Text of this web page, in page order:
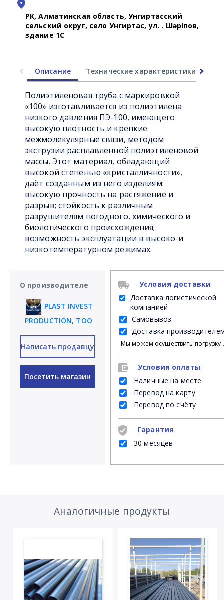
РК, Алматинская область, Унгиртасский
сельский округ, село Унгиртас, ул. Қ. Шәріпов,
здание 1С
Описание Технические характеристики
Полиэтиленовая труба с маркировкой
«100» изготавливается из полиэтилена
низкого давления ПЭ-100, имеющего
высокую плотность и крепкие
межмолекулярные связи, методом
экструзии расплавленной полиэтиленовой
массы. Этот материал, обладающий
высокой степенью «кристалличности»,
даёт созданным из него изделиям:
высокую прочность на растяжение и
разрыв; стойкость к различным
разрушителям погодного, химического и
биологического происхождения;
возможность эксплуатации в высоко-и
низкотемпературном режимах.
О производителе
PLAST INVEST
PRODUCTION, ТОО
Написать продавцу
Посетить магазин
Условия доставки
Доставка логистической
компанией
Самовывоз
Доставка
Мы можем осуществить погрузку
Условия оплаты
Наличные на месте
Перевод на карту
Перевод по счёту
Гарантия
30 месяцев
Аналогичные продукты